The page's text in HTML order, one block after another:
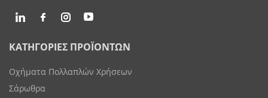
ΚΑΤΗΓΟΡΙΕΣ ΠΡΟΪΟΝΤΩΝ
Οχήματα Πολλαπλών Χρήσεων
Σάρωθρα